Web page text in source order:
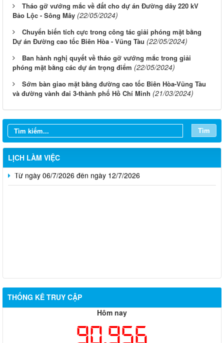
Tháo gỡ vướng mắc về đất cho dự án Đường dây 220 kV
Bảo Lộc - Sông Mây (22/05/2024)
Chuyển biến tích cực trong công tác giải phóng mặt bằng
Dự án Đường cao tốc Biên Hòa - Vũng Tàu (22/05/2024)
Ban hành nghị quyết về tháo gỡ vướng mắc trong giải
phóng mặt bằng các dự án trọng điểm (22/05/2024)
Sớm bàn giao mặt bằng đường cao tốc Biên Hòa-Vũng Tàu
và đường vành đai 3-thành phố Hồ Chí Minh (21/03/2024)
Tìm
LỊCH LÀM VIỆC
Từ ngày 03/8/2026 đến ngày 09/8/2026
Từ ngày 20/7/2026 đến ngày 26/7/2026
Từ ngày 13/7/2026 đến ngày 18/7/2026
Từ ngày 06/7/2026 đến ngày 12/7/2026
THỐNG KÊ TRUY CẬP
Hôm nay
90,956
Thông báo về việc tuyển dụng viên chức năm 2026
Thông báo tuyển chọn tổ chức và cá nhân chủ trì thực hiện
nhiệm vụ khoa học và công nghệ cấp thành phố sử dụng ngân
sách nhà nước đặt hàng thực hiện năm 2026 (đợt 1) lần 3